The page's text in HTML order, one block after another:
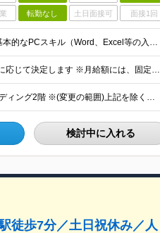
転勤なし 土日面接可 面接1回
＜業界・職種未経験OK！＞ ■社会人経験をお持ちの方 ■基本的なPCスキル（Word、Excel等の入力レベル） ※学歴不問 ★総務、営業事務、人事など、何かしらのバックオフィス経験をお持ちの方は大
月給25万円以上～ ※月給額はこれまでの経験やスキル等に応じて決定します ※月給額には、固定残業代（46,800円～/30時間分）を含みます。超過分は別途全額支給します ※試用期間は3ヶ月。その間の
【本社】 東京都渋谷区宇田川町14番13号 宇田川町ビルディング2階 ※(変更の範囲)上記を除く当社関連勤務地
検討中に入れる
徒歩7分／土日祝休み／人